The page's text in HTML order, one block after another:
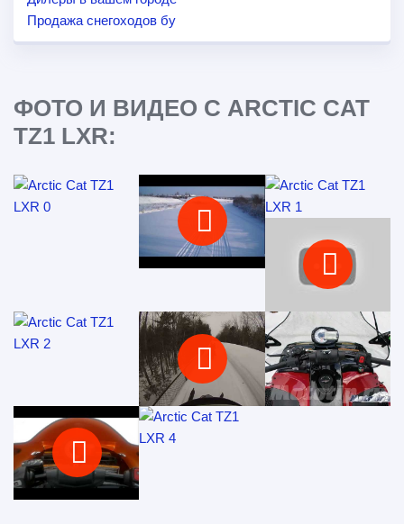
Продажа снегоходов бу
ФОТО И ВИДЕО С ARCTIC CAT
TZ1 LXR: